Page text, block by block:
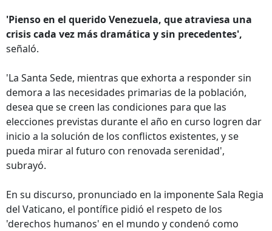
'Pienso en el querido Venezuela, que atraviesa una
crisis cada vez más dramática y sin precedentes',
señaló.
'La Santa Sede, mientras que exhorta a responder sin
demora a las necesidades primarias de la población,
desea que se creen las condiciones para que las
elecciones previstas durante el año en curso logren dar
inicio a la solución de los conflictos existentes, y se
pueda mirar al futuro con renovada serenidad',
subrayó.
En su discurso, pronunciado en la imponente Sala Regia
del Vaticano, el pontífice pidió el respeto de los
'derechos humanos' en el mundo y condenó como